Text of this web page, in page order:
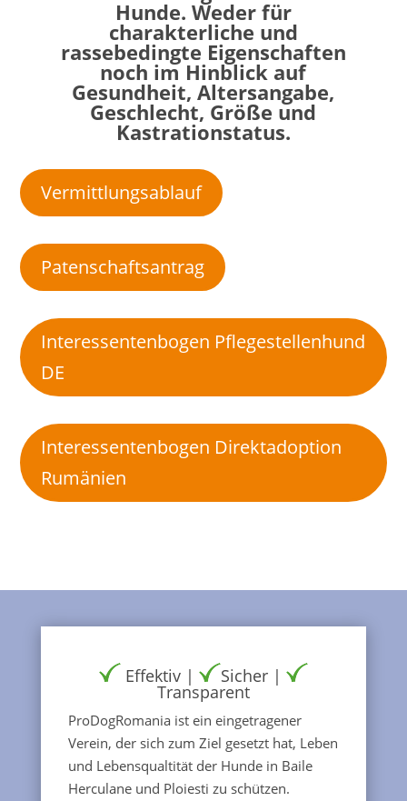
Hunde. Weder für
charakterliche und
rassebedingte Eigenschaften
noch im Hinblick auf
Gesundheit, Altersangabe,
Geschlecht, Größe und
Kastrationstatus.
Vermittlungsablauf
Patenschaftsantrag
Interessentenbogen Pflegestellenhund
DE
Interessentenbogen Direktadoption
Rumänien
Effektiv | Sicher |
Transparent
ProDogRomania ist ein eingetragener
Verein, der sich zum Ziel gesetzt hat, Leben
und Lebensqualtität der Hunde in Baile
Herculane und Ploiesti zu schützen.